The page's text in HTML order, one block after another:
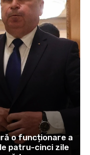
o funcționare a
patru-cinci zile